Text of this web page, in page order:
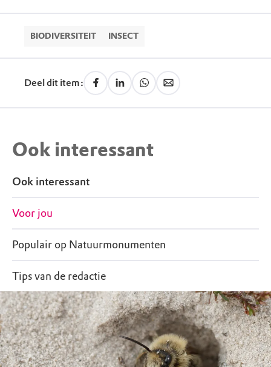
BIODIVERSITEIT INSECT
Deel dit item:
Ook interessant
Ook interessant
Voor jou
Populair op Natuurmonumenten
Tips van de redactie